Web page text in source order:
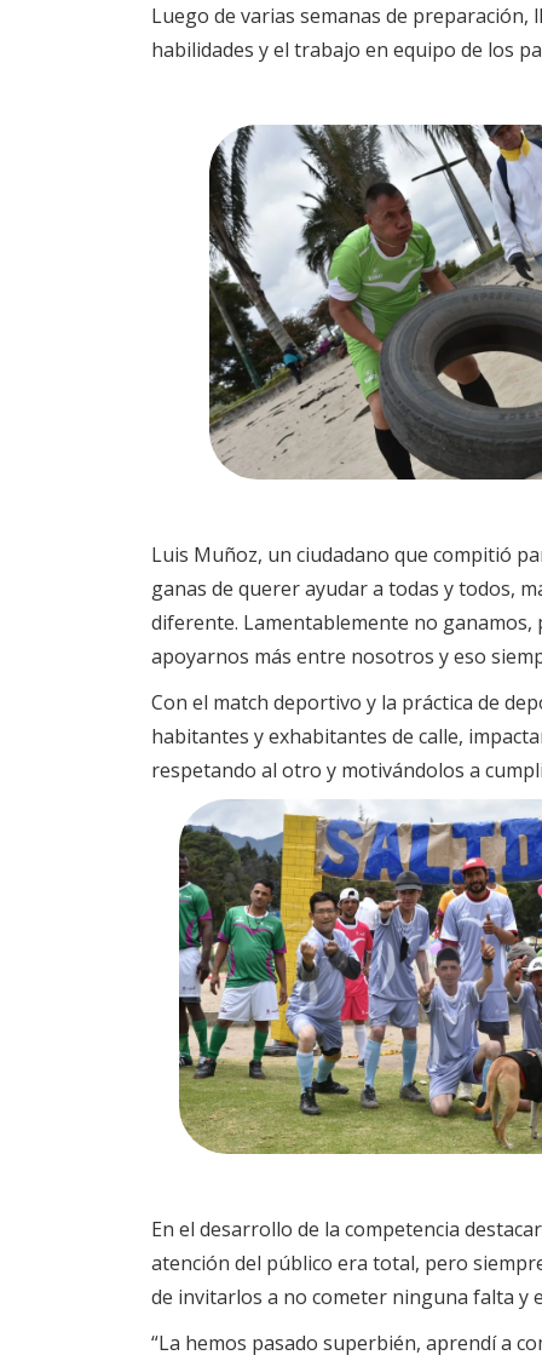
Luego de varias semanas de preparación,
habilidades y el trabajo en equipo de los
Luis Muñoz, un ciudadano que compitió
ganas de querer ayudar a todas y todos,
diferente. Lamentablemente no
apoyarnos más entre nosotros y eso
Con el match deportivo y la práctica de
habitantes y exhabitantes de calle,
respetando al otro y motivándolos a
En el desarrollo de la competencia
atención del público era total, pero
de invitarlos a no cometer ninguna falta y
“La hemos pasado superbién, aprendí a